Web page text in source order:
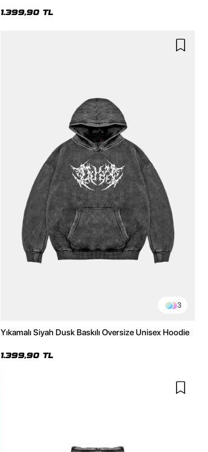
1.399,90 TL
3
Yıkamalı Siyah Dusk Baskılı Oversize Unisex Hoodie
1.399,90 TL